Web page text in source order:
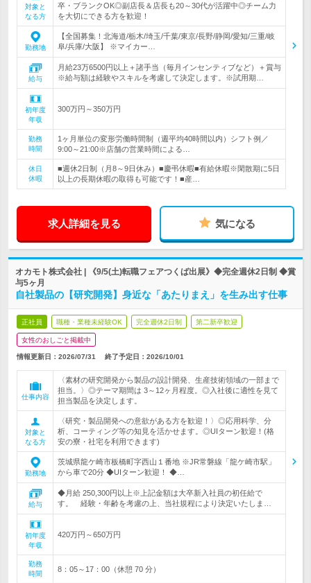
対象と
なる方
卒・ブランクOK◎副店長＆店長も20～30代が活躍中◎チーム力
を大切にできる方を歓迎！
勤務地
【全国募集！北海道/栃木/埼玉/千葉/東京/長野/静岡/愛知/三重/岐
阜/兵庫/大阪】 ※マイカー…
給与
月給23万6500円以上＋諸手当（毎月インセンティブなど）＋賞与
※給与額は経験やスキルを考慮して決定します。※試用期…
初年度
年収
300万円～350万円
勤務
時間
1ヶ月単位の変形労働時間制（週平均40時間以内）シフト例／
9:00～21:00※店舗の営業時間による…
休日
休暇
■週休2日制（月8～9日休み）■慶弔休暇■有給休暇※閑散期に5日
以上の長期休暇の取得も可能です！■産…
求人詳細を見る 気になる
オカモト株式会社 | 《9/5(土)転職フェアつくば出展》◆完全週休2日制 ◆賞
与5ヶ月
自社製品の【研究開発】身近な「あたりまえ」を生み出す仕事
正社員 職種・業種未経験OK 完全週休2日制 第二新卒歓迎
女性のおしごと掲載中
情報更新日：2026/07/31 終了予定日： 2026/10/01
仕事内容
〈素材の研究開発から製品の設計開発、生産技術領域の一部まで
担当。〉◎テーマ期間は 3～12ヶ月程度。◎入社後に適性を見て
担当製品を決定します。
対象と
なる方
〈研究・製品開発への意欲がある方を歓迎！〉◎応用科学、分
析、コーティング等の知見を活かせます。◎UIターン歓迎！(格
安の寮・社宅を利用できます)
勤務地
茨城県龍ケ崎市板橋町字西山１番地 ※JR常磐線「龍ケ崎市駅」
から車で20分 ◆UIターン歓迎！ ◆…
給与
◆月給 250,300円以上※上記金額は大卒新入社員の初任給で
す。 経験・年齢を考慮の上、当社規程により決定いたしま…
初年度
年収
420万円～650万円
勤務
時間
8：05～17：00（休憩 70 分）